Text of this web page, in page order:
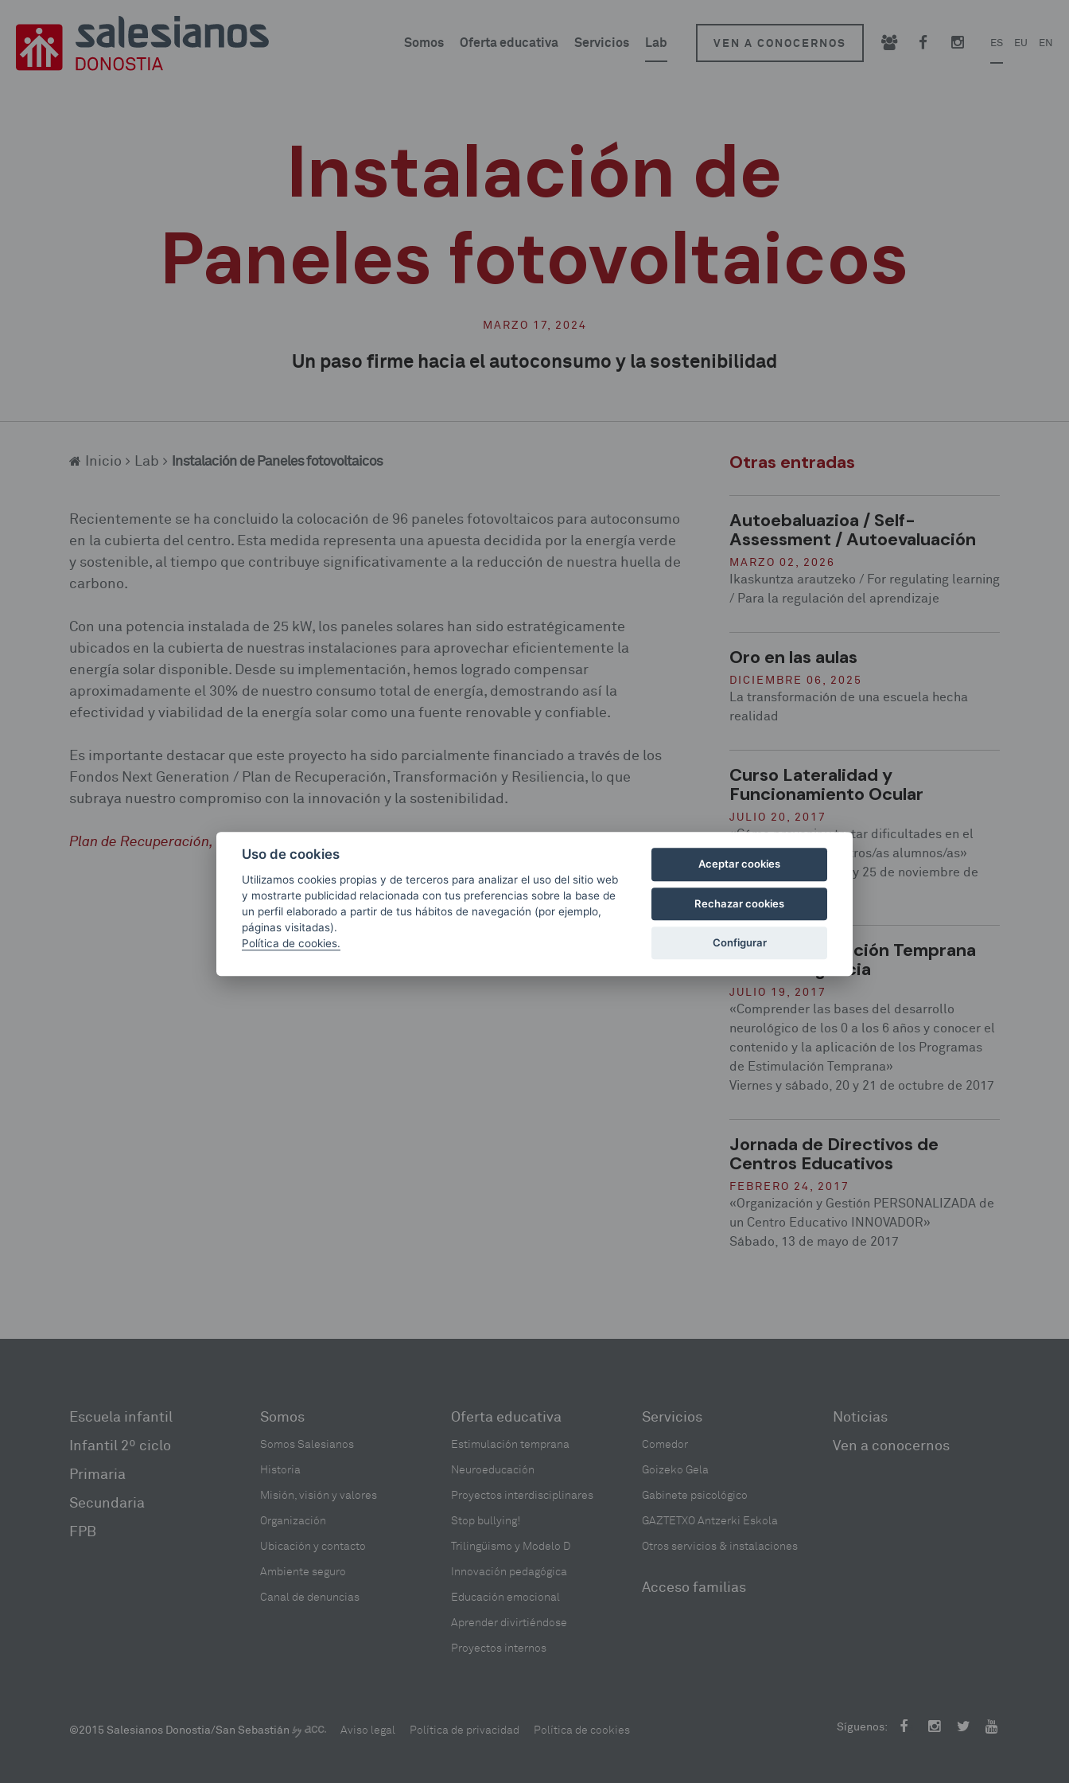
Somos Oferta educativa Servicios Lab VEN A CONOCERNOS ES EU EN
Instalación de
Paneles fotovoltaicos
MARZO 17, 2024
Un paso firme hacia el autoconsumo y la sostenibilidad
Usted está aquí
Inicio Lab Instalación de Paneles fotovoltaicos
Recientemente se ha concluido la colocación de 96 paneles fotovoltaicos para autoconsumo
en la cubierta del centro. Esta medida representa una apuesta decidida por la energía verde
y sostenible, al tiempo que contribuye significativamente a la reducción de nuestra huella de
carbono.
Con una potencia instalada de 25 kW, los paneles solares han sido estratégicamente
ubicados en la cubierta de nuestras instalaciones para aprovechar eficientemente la
energía solar disponible. Desde su implementación, hemos logrado compensar
aproximadamente el 30% de nuestro consumo total de energía, demostrando así la
efectividad y viabilidad de la energía solar como una fuente renovable y confiable.
Es importante destacar que este proyecto ha sido parcialmente financiado a través de los
Fondos Next Generation / Plan de Recuperación, Transformación y Resiliencia, lo que
subraya nuestro compromiso con la innovación y la sostenibilidad.
Plan de Recuperación, Transformación y Resiliencia
Otras entradas
Autoebaluazioa / Self-
Assessment / Autoevaluación
MARZO 02, 2026
Ikaskuntza arautzeko / For regulating learning
/ Para la regulación del aprendizaje
Oro en las aulas
DICIEMBRE 06, 2025
La transformación de una escuela hecha
realidad
Curso Lateralidad y
Funcionamiento Ocular
JULIO 20, 2017
«Cómo prevenir y tratar dificultades en el
aprendizaje de nuestros/as alumnos/as»
Viernes y sábado, 24 y 25 de noviembre de
2017
Curso Estimulación Temprana
de la Inteligencia
JULIO 19, 2017
«Comprender las bases del desarrollo
neurológico de los 0 a los 6 años y conocer el
contenido y la aplicación de los Programas
de Estimulación Temprana»
Viernes y sábado, 20 y 21 de octubre de 2017
Jornada de Directivos de
Centros Educativos
FEBRERO 24, 2017
«Organización y Gestión PERSONALIZADA de
un Centro Educativo INNOVADOR»
Sábado, 13 de mayo de 2017
Escuela infantil
Infantil 2º ciclo
Primaria
Secundaria
FPB
Somos
Somos Salesianos
Historia
Misión, visión y valores
Organización
Ubicación y contacto
Ambiente seguro
Canal de denuncias
Oferta educativa
Estimulación temprana
Neuroeducación
Proyectos interdisciplinares
Stop bullying!
Trilingüismo y Modelo D
Innovación pedagógica
Educación emocional
Aprender divirtiéndose
Proyectos internos
Servicios
Comedor
Goizeko Gela
Gabinete psicológico
GAZTETXO Antzerki Eskola
Otros servicios & instalaciones
Acceso familias
Noticias
Ven a conocernos
©2015 Salesianos Donostia/San Sebastián Aviso legal Política de privacidad Política de cookies Síguenos: FacebookInstagramTwitterYoutube
Uso de cookies
Utilizamos cookies propias y de terceros para analizar el uso del sitio web
y mostrarte publicidad relacionada con tus preferencias sobre la base de
un perfil elaborado a partir de tus hábitos de navegación (por ejemplo,
páginas visitadas).
Política de cookies.
Aceptar cookies
Rechazar cookies
Configurar